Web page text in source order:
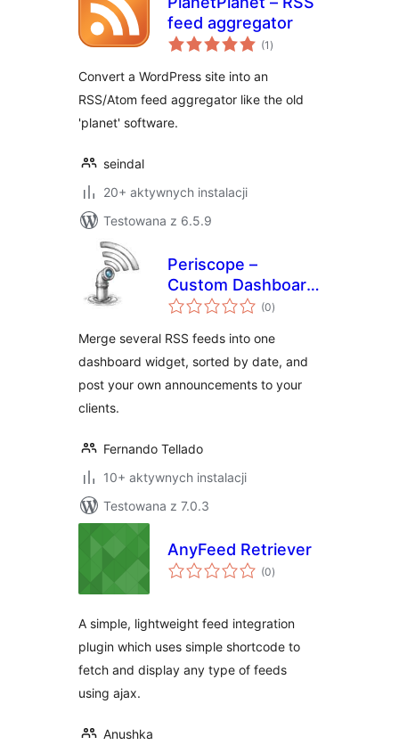
feed aggregator
(1 wszystkich
ocen
)
Convert a WordPress site into an
RSS/Atom feed aggregator like the old
'planet' software.
seindal
20+ aktywnych instalacji
Testowana z 6.5.9
Periscope –
Custom Dashboard
News Widget
(0wszystkich
ocen
)
Merge several RSS feeds into one
dashboard widget, sorted by date, and
post your own announcements to your
clients.
Fernando Tellado
10+ aktywnych instalacji
Testowana z 7.0.3
AnyFeed Retriever
(0wszystkich
ocen
)
A simple, lightweight feed integration
plugin which uses simple shortcode to
fetch and display any type of feeds
using ajax.
Anushka